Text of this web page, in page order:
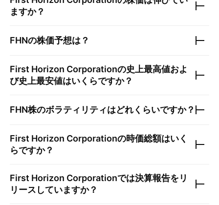
ますか？
FHNの株価予想は？
First Horizon Corporationの史上最高値およ
び史上最安値はいくらですか？
FHN株のボラティリティはどれくらいですか？
First Horizon Corporationの時価総額はいく
らですか？
First Horizon Corporationでは決算報告をリ
リースしていますか？